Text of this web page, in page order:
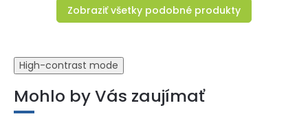
Zobraziť všetky podobné produkty
High-contrast mode
Mohlo by Vás zaujímať